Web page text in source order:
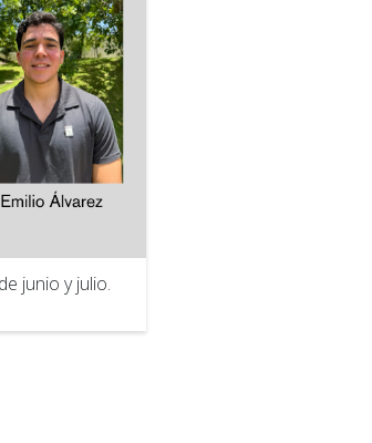
junio y julio.